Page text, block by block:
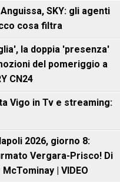
SKY: gli agenti
cosa filtra
la doppia 'presenza'
del pomeriggio a
CN24
Vigo in Tv e streaming:
2026, giorno 8:
Vergara-Prisco! Di
| VIDEO